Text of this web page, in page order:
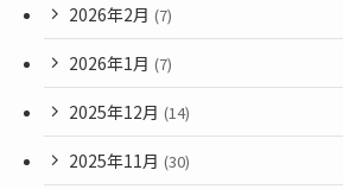
2026年2月 (7)
2026年1月 (7)
2025年12月 (14)
2025年11月 (30)